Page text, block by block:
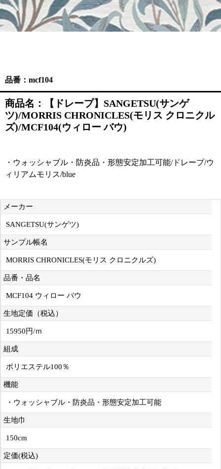
品番：mcf104
商品名：【ドレープ】SANGETSU(サンゲ
ツ)/MORRIS CHRONICLES(モリス クロニクル
ズ)/MCF104(ウィロー バウ)
・ウォッシャブル・防炎品・形態安定加工可能/ドレープ/ウ
ィリアムモリス/blue
メーカー
SANGETSU(サンゲツ)
サンプル帳名
MORRIS CHRONICLES(モリス クロニクルズ)
品番・品名
MCF104 ウィロー バウ
生地定価（税込）
15950円/ｍ
組成
ポリエステル100％
機能
・ウォッシャブル・防炎品・形態安定加工可能
生地巾
150cm
定価(税込)